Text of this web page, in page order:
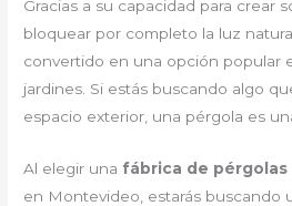
Gracias a su capacidad para crear
bloquear por completo la luz
convertido en una opción popular
jardines. Si estás buscando algo
espacio exterior, una pérgola es
Al elegir una fábrica de pérgolas
en Montevideo, estarás buscando